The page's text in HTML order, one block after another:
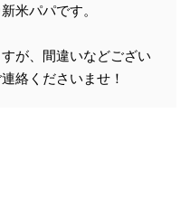
米パパです。
が、間違いなどござい
絡くださいませ！